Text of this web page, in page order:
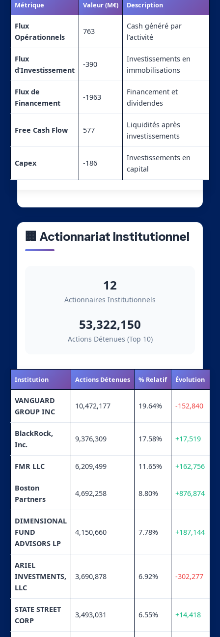
Métrique Valeur (M€) Description
Flux
Opérationnels
763
Cash généré par
l’activité
Flux
d’Investissement
-390
Investissements en
immobilisations
Flux de
Financement
-1963
Financement et
dividendes
Free Cash Flow 577
Liquidités après
investissements
Capex -186
Investissements en
capital
🏢 Actionnariat Institutionnel
12
Actionnaires Institutionnels
53,322,150
Actions Détenues (Top 10)
Institution Actions Détenues % Relatif Évolution
VANGUARD
GROUP INC
10,472,177 19.64% -152,840
BlackRock,
Inc.
9,376,309 17.58% +17,519
FMR LLC 6,209,499 11.65% +162,756
Boston
Partners
4,692,258 8.80% +876,874
DIMENSIONAL
FUND
ADVISORS LP
4,150,660 7.78% +187,144
ARIEL
INVESTMENTS,
LLC
3,690,878 6.92% -302,277
STATE STREET
CORP
3,493,031 6.55% +14,418